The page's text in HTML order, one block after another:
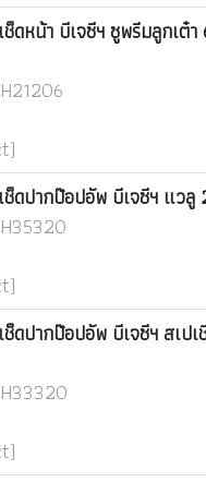
ช็ดหน้า บีเจซีฯ ซูพรีมลูกเต๋
ช็ดปากป๊อปอัพ บีเจซีฯ แว
ช็ดปากป๊อปอัพ บีเจซีฯ สเป